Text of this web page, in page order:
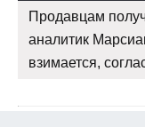
Продавцам
аналитик
взимается,